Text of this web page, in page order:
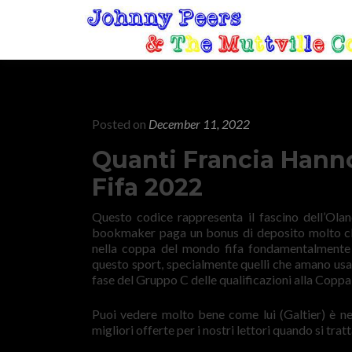
Posted on December 11, 2022
Quanti Francia
Fifa 2022
Questo codice rappresenta il fascino
bookmaker paga un bonus di deposito molto
nella coppa del mondo fifa
questo sport, specialmente quelli che amano
fase del Gruppo C delle qualificazioni alla
Puoi vedere molto bene come lui (Galtier) è
migliori offerte per i nostri lettori quando si